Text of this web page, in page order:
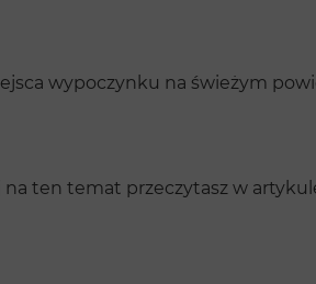
wypoczynku na świeżym
ten temat przeczytasz w